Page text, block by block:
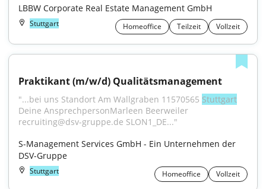
LBBW Corporate Real Estate Management GmbH
Stuttgart Homeoffice Teilzeit Vollzeit
Praktikant (m/w/d) Qualitätsmanagement
"...bei uns Standort Am Wallgraben 11570565 Stuttgart
Deine AnsprechpersonMarleen Beerweiler
recruiting@dsv-gruppe.de SLON1_DE..."
S-Management Services GmbH - Ein Unternehmen der
DSV-Gruppe
Stuttgart Homeoffice Vollzeit